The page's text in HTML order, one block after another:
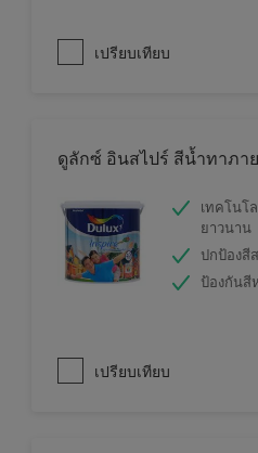
เปรียบเทียบ
ดูลักซ์ อินสไปร์ สีน้ำทาภา
เทคโนโ
ยาวนาน
ปกป้องสี
ป้องกันสี
เปรียบเทียบ